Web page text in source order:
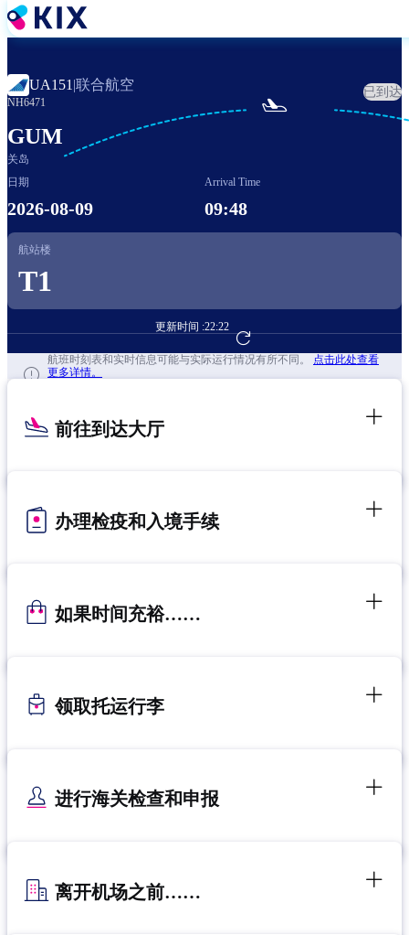
跳
转
主
要
容
UA151 |联合航空
NH6471
已到达
GUM
关岛

日期
2026-08-09
Arrival Time
09:48
航站楼
T1
更新时间 :22:22
前往航班预订
航班时刻表和实时信息可能与实际运行情况有所不同。 点击此处查看
更多详情。
前往到达大厅
办理检疫和入境手续
如果时间充裕……
领取托运行李
进行海关检查和申报
离开机场之前……